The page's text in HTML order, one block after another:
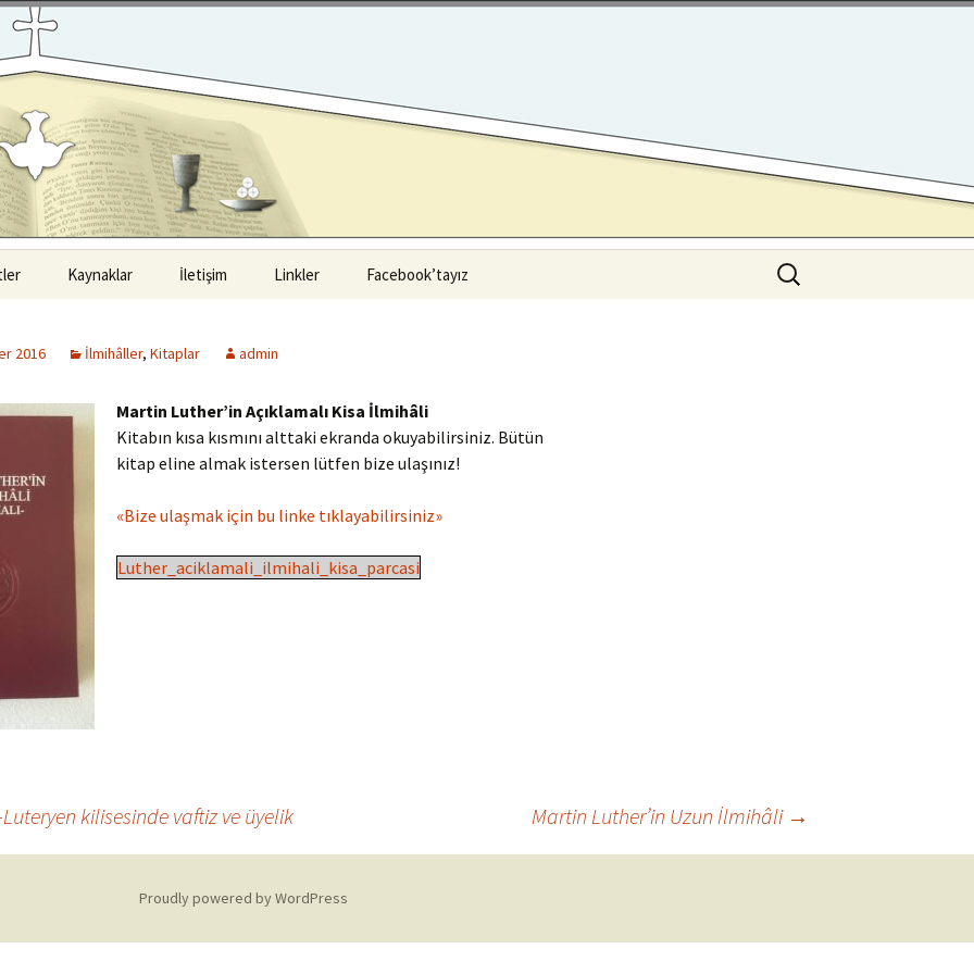
Luteryen
Luteryen
Kaynaklar
Seminerler
Materyaller
İletişim Linkler Facebook’tayız
Search
for:
2016 İlmihâller, Kitaplar admin
Martin Luther’in Açıklamalı Kisa İlmihâli
Kitabın kısa kısmını alttaki ekranda okuyabilirsiniz. Bütün
kitap eline almak istersen lütfen bize ulaşınız!
«Bize ulaşmak için bu linke tıklayabilirsiniz»
Luther_aciklamali_ilmihali_kisa_parcasi
kilisesinde vaftiz ve üyelik Martin Luther’in Uzun İlmihâli →
Proudly powered by WordPress